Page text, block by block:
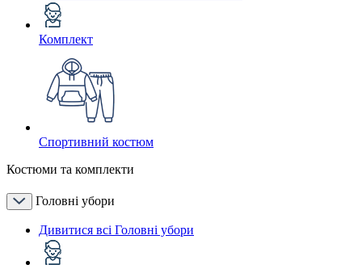
Комплект
Спортивний костюм
Костюми та комплекти
Головні убори
Дивитися всі Головні убори